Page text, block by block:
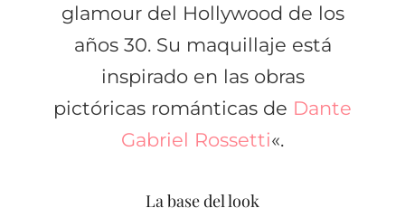
glamour del Hollywood de los
años 30. Su maquillaje está
inspirado en las obras
pictóricas románticas de Dante
Gabriel Rossetti«.
La base del look